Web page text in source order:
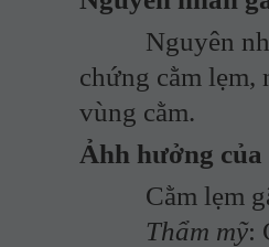
Nguyên nhân
chứng cằm lẹm,
vùng cằm.
Ảhh hưởng
Cằm lẹm gây
Thẩm mỹ: